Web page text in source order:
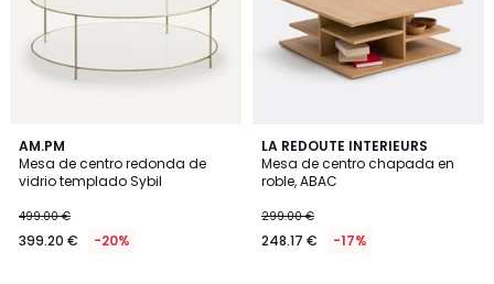
AM.PM
Mesa de centro redonda de
vidrio templado Sybil
499.00 €
399.20 € -20%
4,5
/ 5
LA REDOUTE INTERIEURS
Mesa de centro chapada en
roble, ABAC
299.00 €
248.17 € -17%
4
/
5